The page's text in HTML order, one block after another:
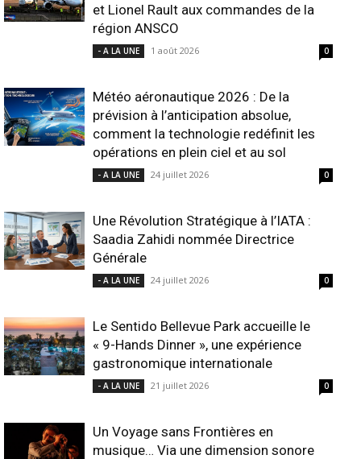
et Lionel Rault aux commandes de la
région ANSCO
- A LA UNE 1 août 2026 0
Météo aéronautique 2026 : De la
prévision à l’anticipation absolue,
comment la technologie redéfinit les
opérations en plein ciel et au sol
- A LA UNE 24 juillet 2026 0
Une Révolution Stratégique à l’IATA :
Saadia Zahidi nommée Directrice
Générale
- A LA UNE 24 juillet 2026 0
Le Sentido Bellevue Park accueille le
« 9-Hands Dinner », une expérience
gastronomique internationale
- A LA UNE 21 juillet 2026 0
Un Voyage sans Frontières en
musique… Via une dimension sonore